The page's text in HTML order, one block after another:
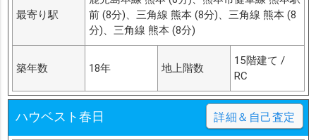
最寄り駅
前 (8分)、三角線 熊本 (8分)、三角線 熊本 (8
分)、三角線 熊本 (8分)
築年数 18年 地上階数
15階建て /
RC
ハウベスト春日 詳細＆自己査定